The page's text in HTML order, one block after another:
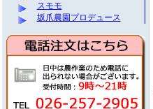
スモモ
坂爪農園プロデュース